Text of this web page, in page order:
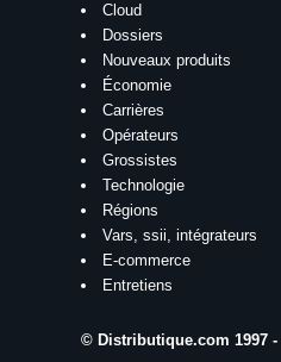
Cloud
Dossiers
Nouveaux produits
Économie
Carrières
Opérateurs
Grossistes
Technologie
Régions
Vars, ssii, intégrateurs
E-commerce
Entretiens
© Distributique.com 1997 -